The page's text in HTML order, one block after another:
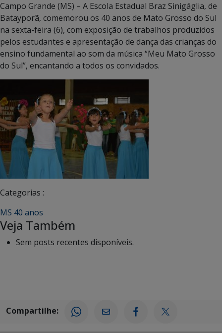
Campo Grande (MS) – A Escola Estadual Braz Sinigáglia, de
Batayporã, comemorou os 40 anos de Mato Grosso do Sul
na sexta-feira (6), com exposição de trabalhos produzidos
pelos estudantes e apresentação de dança das crianças do
ensino fundamental ao som da música “Meu Mato Grosso
do Sul”, encantando a todos os convidados.
Categorias :
MS 40 anos
Veja Também
Sem posts recentes disponíveis.
Compartilhe: